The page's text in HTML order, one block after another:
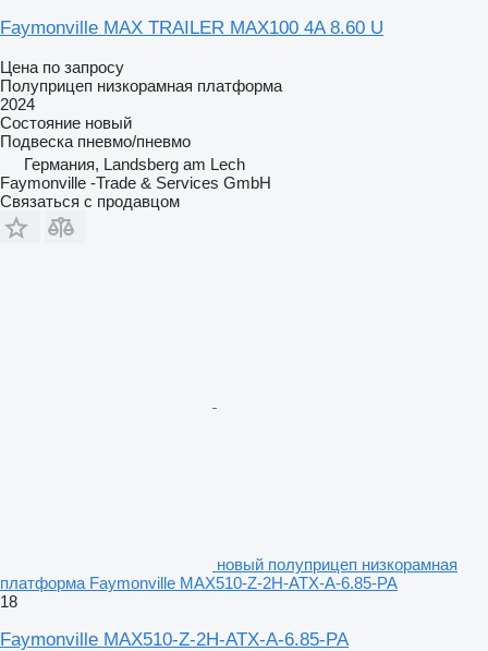
Faymonville MAX TRAILER MAX100 4A 8.60 U
Цена по запросу
Полуприцеп низкорамная платформа
2024
Состояние новый
Подвеска пневмо/пневмо
Германия, Landsberg am Lech
Faymonville -Trade & Services GmbH
Связаться с продавцом
новый полуприцеп низкорамная
платформа Faymonville MAX510-Z-2H-ATX-A-6.85-PA
18
Faymonville MAX510-Z-2H-ATX-A-6.85-PA